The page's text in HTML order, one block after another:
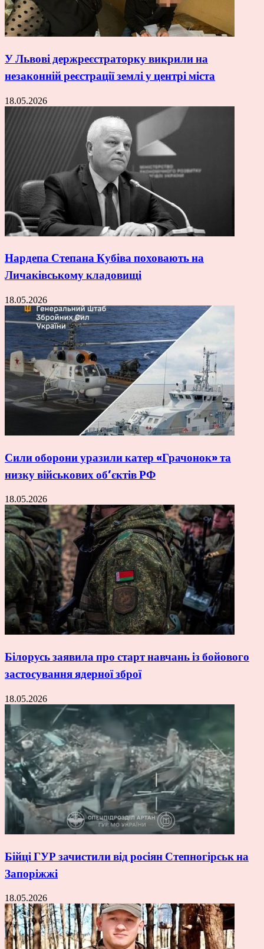
У Львові держреєстраторку викрили на
незаконній реєстрації землі у центрі міста
18.05.2026
Нардепа Степана Кубіва поховають на
Личаківському кладовищі
18.05.2026
Сили оборони уразили катер «Грачонок» та
низку військових об’єктів РФ
18.05.2026
Білорусь заявила про старт навчань із бойового
застосування ядерної зброї
18.05.2026
Бійці ГУР зачистили від росіян Степногірськ на
Запоріжжі
18.05.2026